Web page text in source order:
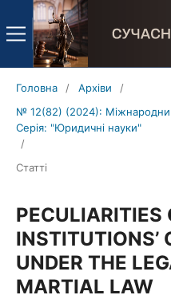
Головна / Архіви
/
№ 12(82) (2024):
Серія: "Юридичні науки"
/
Статті
PECULIARITIES
INSTITUTIONS’
UNDER THE
MARTIAL LAW